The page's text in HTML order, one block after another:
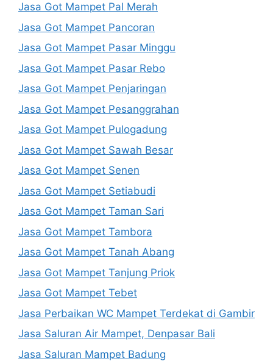
Jasa Got Mampet Pal Merah
Jasa Got Mampet Pancoran
Jasa Got Mampet Pasar Minggu
Jasa Got Mampet Pasar Rebo
Jasa Got Mampet Penjaringan
Jasa Got Mampet Pesanggrahan
Jasa Got Mampet Pulogadung
Jasa Got Mampet Sawah Besar
Jasa Got Mampet Senen
Jasa Got Mampet Setiabudi
Jasa Got Mampet Taman Sari
Jasa Got Mampet Tambora
Jasa Got Mampet Tanah Abang
Jasa Got Mampet Tanjung Priok
Jasa Got Mampet Tebet
Jasa Perbaikan WC Mampet Terdekat di Gambir
Jasa Saluran Air Mampet, Denpasar Bali
Jasa Saluran Mampet Badung